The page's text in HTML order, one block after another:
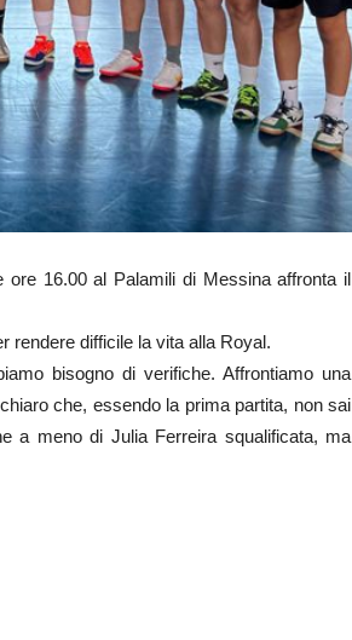
ore 16.00 al Palamili di Messina affronta il
rendere difficile la vita alla Royal.
bisogno di verifiche. Affrontiamo una
che, essendo la prima partita, non sai
a meno di Julia Ferreira squalificata, ma